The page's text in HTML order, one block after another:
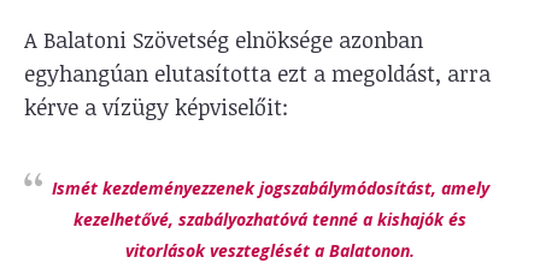
A Balatoni Szövetség elnöksége azonban
egyhangúan elutasította ezt a megoldást, arra
kérve a vízügy képviselőit:
Ismét kezdeményezzenek jogszabálymódosítást, amely
kezelhetővé, szabályozhatóvá tenné a kishajók és
vitorlások veszteglését a Balatonon.